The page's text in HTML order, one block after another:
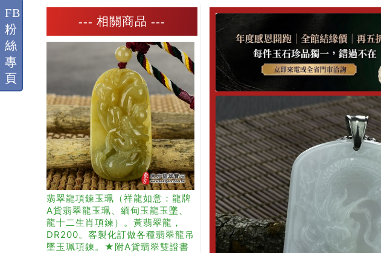
--- 相關商品 ---
翡翠龍項鍊玉珮（祥龍如意：龍牌
A貨翡翠龍玉珮、緬甸玉龍玉墜、
龍十二生肖項鍊）。黃翡翠龍，
DR200。客製化訂做各種翡翠龍吊
墜玉珮項鍊。★附A貨翡翠雙證書
FB
粉
絲
專
頁